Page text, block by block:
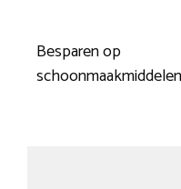
Besparen op
schoonmaakmiddelen